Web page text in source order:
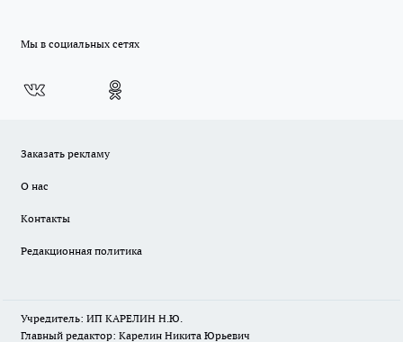
Мы в социальных сетях
Заказать рекламу
О нас
Контакты
Редакционная политика
Учредитель: ИП КАРЕЛИН Н.Ю.
Главный редактор: Карелин Никита Юрьевич